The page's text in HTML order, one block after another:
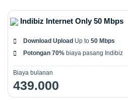
Indibiz Internet Only 50 Mbps
Download Upload Up to 50 Mbps
Potongan 70% biaya pasang Indibiz
Biaya bulanan
439.000